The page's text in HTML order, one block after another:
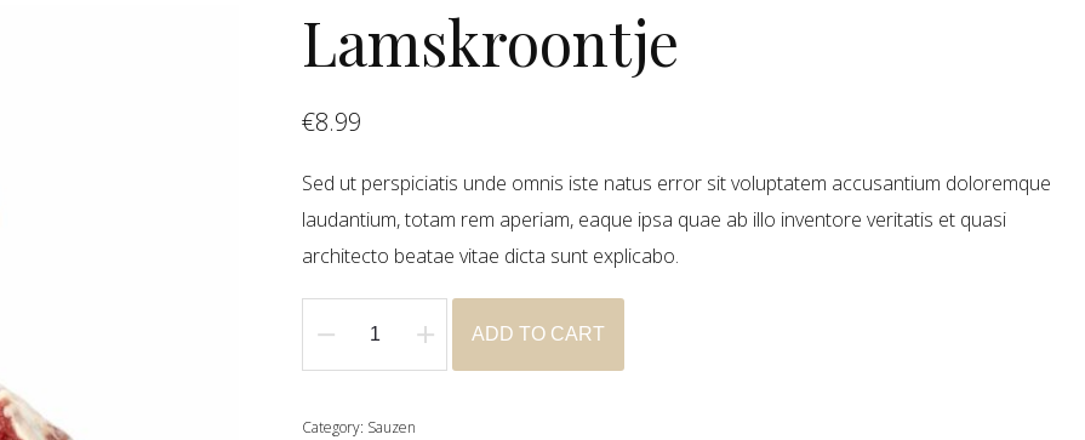
Lamskroontje
€8.99
Sed ut perspiciatis unde omnis iste natus error sit voluptatem accusantium doloremque
laudantium, totam rem aperiam, eaque ipsa quae ab illo inventore veritatis et quasi
architecto beatae vitae dicta sunt explicabo.
Lamskroontje
ADD TO CART
Category: Sauzen